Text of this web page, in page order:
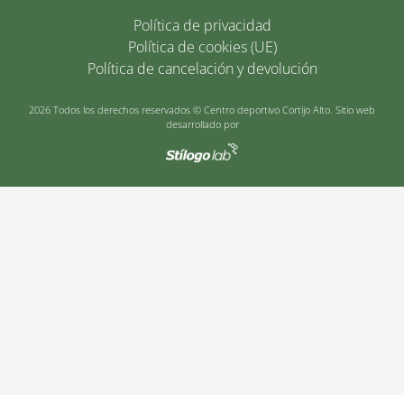
Política de privacidad
Política de cookies (UE)
Política de cancelación y devolución
2026 Todos los derechos reservados © Centro deportivo Cortijo Alto. Sitio web
desarrollado por